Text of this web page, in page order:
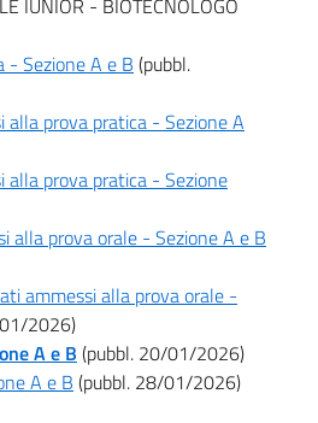
IUNIOR - BIOTECNOLOGO
- Sezione A e B (pubbl.
alla prova pratica - Sezione A
alla prova pratica - Sezione
alla prova orale - Sezione A e B
ammessi alla prova orale -
2026)
A e B (pubbl. 20/01/2026)
A e B (pubbl. 28/01/2026)